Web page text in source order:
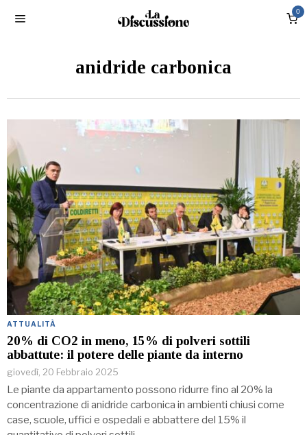
0
anidride carbonica
ATTUALITÀ
20% di CO2 in meno, 15% di polveri sottili
abbattute: il potere delle piante da interno
giovedì, 20 Febbraio 2025
Le piante da appartamento possono ridurre fino al 20% la
concentrazione di anidride carbonica in ambienti chiusi come
case, scuole, uffici e ospedali e abbattere del 15% il